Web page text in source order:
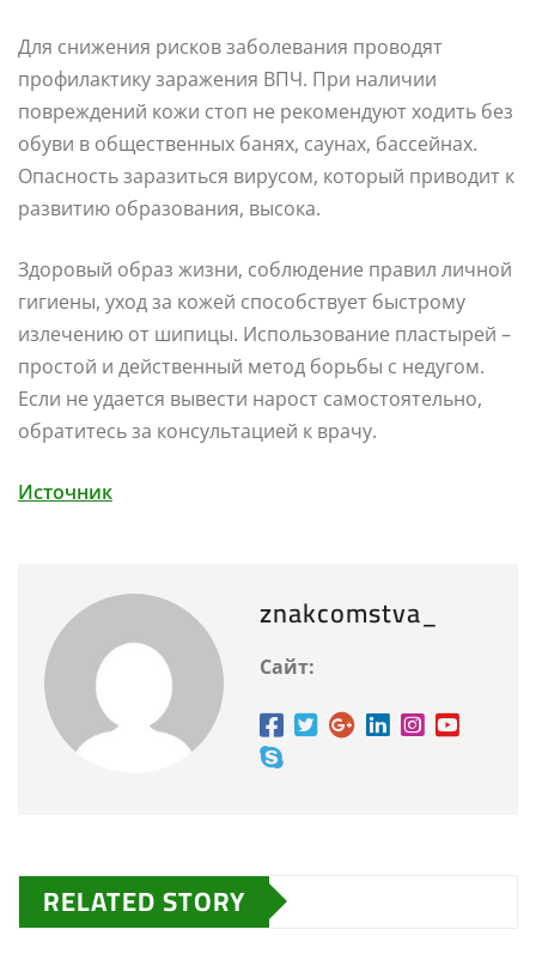
Для снижения рисков заболевания проводят
профилактику заражения ВПЧ. При наличии
повреждений кожи стоп не рекомендуют ходить без
обуви в общественных банях, саунах, бассейнах.
Опасность заразиться вирусом, который приводит к
развитию образования, высока.
Здоровый образ жизни, соблюдение правил личной
гигиены, уход за кожей способствует быстрому
излечению от шипицы. Использование пластырей –
простой и действенный метод борьбы с недугом.
Если не удается вывести нарост самостоятельно,
обратитесь за консультацией к врачу.
Источник
znakcomstva_
Сайт:
RELATED STORY